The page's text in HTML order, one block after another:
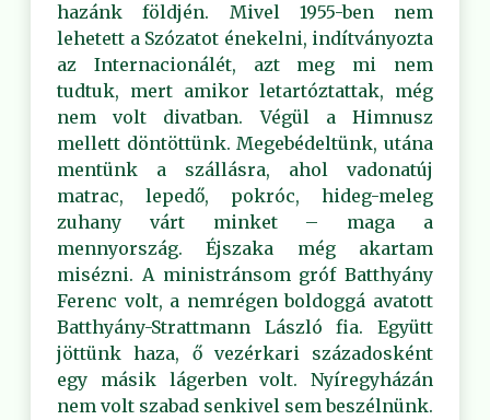
hazánk földjén. Mivel 1955-ben nem
lehetett a Szózatot énekelni, indítványozta
az Internacionálét, azt meg mi nem
tudtuk, mert amikor letartóztattak, még
nem volt divatban. Végül a Himnusz
mellett döntöttünk. Megebédeltünk, utána
mentünk a szállásra, ahol vadonatúj
matrac, lepedő, pokróc, hideg-meleg
zuhany várt minket – maga a
mennyország. Éjszaka még akartam
misézni. A ministránsom gróf Batthyány
Ferenc volt, a nemrégen boldoggá avatott
Batthyány-Strattmann László fia. Együtt
jöttünk haza, ő vezérkari századosként
egy másik lágerben volt. Nyíregyházán
nem volt szabad senkivel sem beszélnünk.